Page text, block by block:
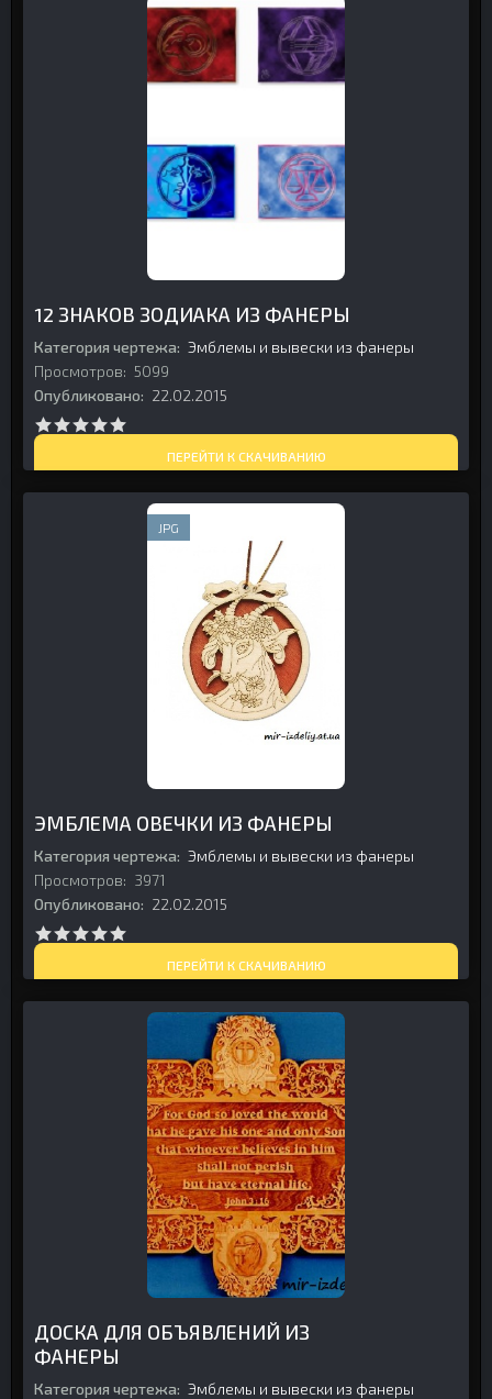
12 ЗНАКОВ ЗОДИАКА ИЗ ФАНЕРЫ
Категория чертежа: Эмблемы и вывески из фанеры
Просмотров: 5099
Опубликовано: 22.02.2015
ПЕРЕЙТИ К СКАЧИВАНИЮ
JPG
ЭМБЛЕМА ОВЕЧКИ ИЗ ФАНЕРЫ
Категория чертежа: Эмблемы и вывески из фанеры
Просмотров: 3971
Опубликовано: 22.02.2015
ПЕРЕЙТИ К СКАЧИВАНИЮ
ДОСКА ДЛЯ ОБЪЯВЛЕНИЙ ИЗ
ФАНЕРЫ
Категория чертежа: Эмблемы и вывески из фанеры